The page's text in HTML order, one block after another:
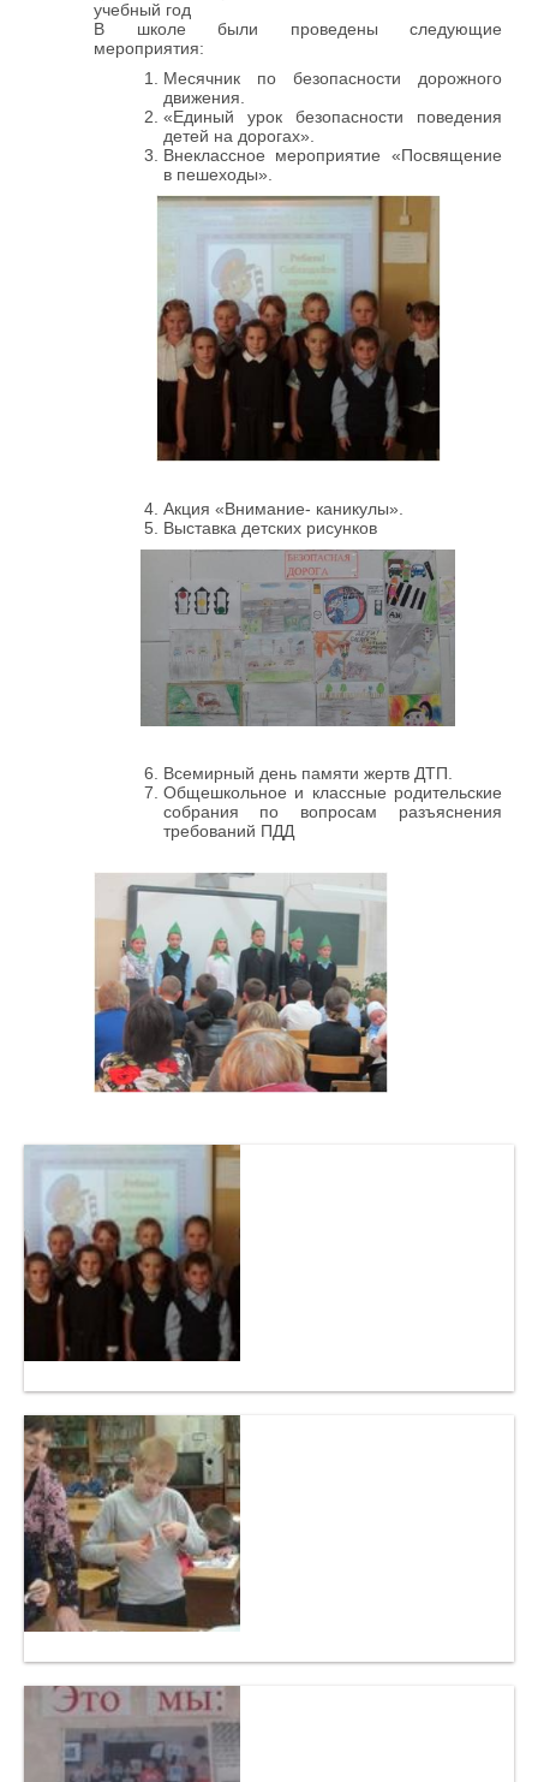
учебный год
В школе были проведены следующие
мероприятия:
Месячник по безопасности дорожного
движения.
«Единый урок безопасности поведения
детей на дорогах».
Внеклассное мероприятие «Посвящение
в пешеходы».
Акция «Внимание- каникулы».
Выставка детских рисунков
Всемирный день памяти жертв ДТП.
Общешкольное и классные родительские
собрания по вопросам разъяснения
требований ПДД